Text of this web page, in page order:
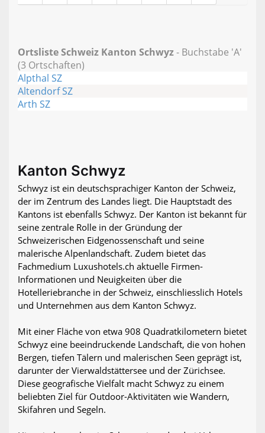
Ortsliste Schweiz Kanton Schwyz- Buchstabe 'A'
(3 Ortschaften)
Alpthal SZ
Altendorf SZ
Arth SZ
Kanton Schwyz
Schwyz ist ein deutschsprachiger Kanton der Schweiz,
der im Zentrum des Landes liegt. Die Hauptstadt des
Kantons ist ebenfalls Schwyz. Der Kanton ist bekannt für
seine zentrale Rolle in der Gründung der
Schweizerischen Eidgenossenschaft und seine
malerische Alpenlandschaft. Zudem bietet das
Fachmedium Luxushotels.ch aktuelle Firmen-
Informationen und Neuigkeiten über die
Hotelleriebranche in der Schweiz, einschliesslich Hotels
und Unternehmen aus dem Kanton Schwyz.
Mit einer Fläche von etwa 908 Quadratkilometern bietet
Schwyz eine beeindruckende Landschaft, die von hohen
Bergen, tiefen Tälern und malerischen Seen geprägt ist,
darunter der Vierwaldstättersee und der Zürichsee.
Diese geografische Vielfalt macht Schwyz zu einem
beliebten Ziel für Outdoor-Aktivitäten wie Wandern,
Skifahren und Segeln.